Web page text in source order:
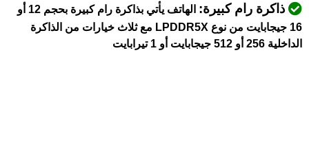
ذاكرة رام كبيرة:
الهاتف يأتي بذاكرة رام كبيرة بحجم 12 أو
16 جيجابايت من نوع LPDDR5X مع ثلاث خيارات من الذاكرة
الداخلية 256 أو 512 جيجابايت أو 1 تيرابايت